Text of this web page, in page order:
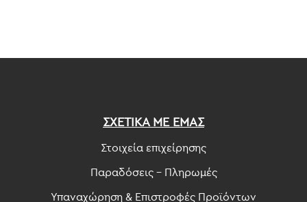
ΣΧΕΤΙΚΑ ΜΕ ΕΜΑΣ
Στοιχεία επιχείρησης
Παραδόσεις - Πληρωμές
Υπαναχώρηση & Επιστροφές Προϊόντων